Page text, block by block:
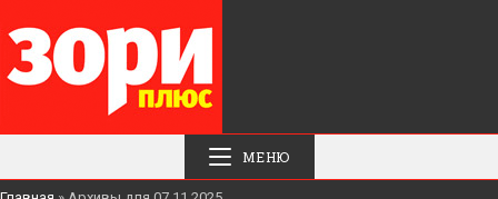
МЕНЮ